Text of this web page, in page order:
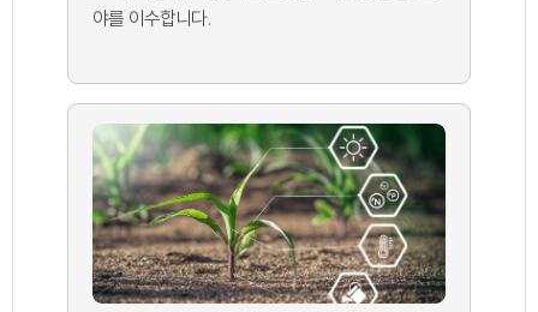
야를 이수합니다.